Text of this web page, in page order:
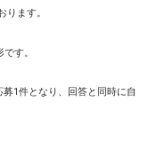
ります。
す。
1件となり、回答と同時に自